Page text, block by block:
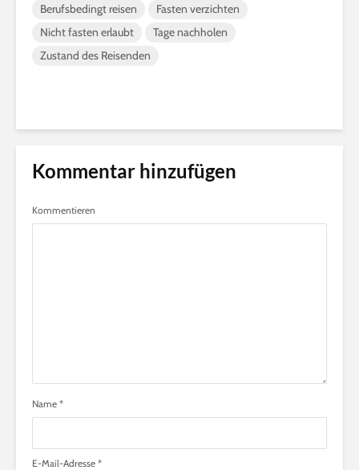
Berufsbedingt reisen
Fasten verzichten
Nicht fasten erlaubt
Tage nachholen
Zustand des Reisenden
Kommentar hinzufügen
Kommentieren
Name *
E-Mail-Adresse *